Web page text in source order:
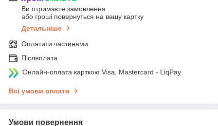
Ви отримаєте замовлення
або гроші повернуться на вашу картку
Детальніше
Оплатити частинами
Післяплата
Онлайн-оплата карткою Visa, Mastercard - LiqPay
Всі умови оплати
Умови повернення